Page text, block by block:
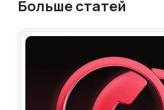
Больше статей